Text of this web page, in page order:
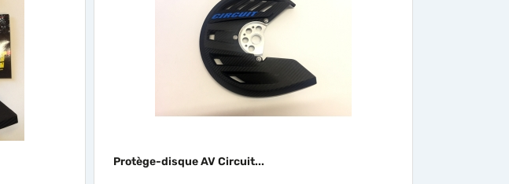
Aperçu rapide
Protège-disque AV Circuit...